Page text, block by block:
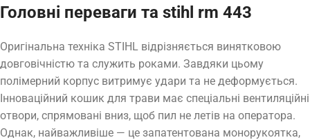
Головні переваги та stihl rm 443
Оригінальна техніка STIHL відрізняється винятковою
довговічністю та служить роками. Завдяки цьому
полімерний корпус витримує удари та не деформується.
Інноваційний кошик для трави має спеціальні вентиляційні
отвори, спрямовані вниз, щоб пил не летів на оператора.
Однак, найважливіше — це запатентована монорукоятка,